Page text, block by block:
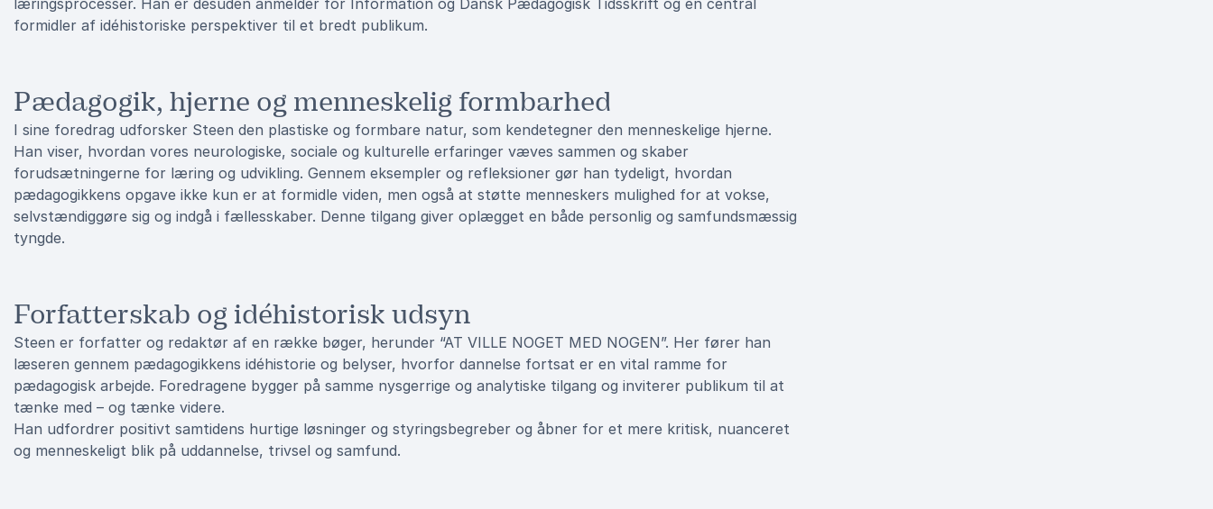
læringsprocesser. Han er desuden anmelder for Information og Dansk Pædagogisk Tidsskrift og en central
formidler af idéhistoriske perspektiver til et bredt publikum.
Pædagogik, hjerne og menneskelig formbarhed
I sine foredrag udforsker Steen den plastiske og formbare natur, som kendetegner den menneskelige hjerne.
Han viser, hvordan vores neurologiske, sociale og kulturelle erfaringer væves sammen og skaber
forudsætningerne for læring og udvikling. Gennem eksempler og refleksioner gør han tydeligt, hvordan
pædagogikkens opgave ikke kun er at formidle viden, men også at støtte menneskers mulighed for at vokse,
selvstændiggøre sig og indgå i fællesskaber. Denne tilgang giver oplægget en både personlig og samfundsmæssig
tyngde.
Forfatterskab og idéhistorisk udsyn
Steen er forfatter og redaktør af en række bøger, herunder “AT VILLE NOGET MED NOGEN”. Her fører han
læseren gennem pædagogikkens idéhistorie og belyser, hvorfor dannelse fortsat er en vital ramme for
pædagogisk arbejde. Foredragene bygger på samme nysgerrige og analytiske tilgang og inviterer publikum til at
tænke med – og tænke videre.
Han udfordrer positivt samtidens hurtige løsninger og styringsbegreber og åbner for et mere kritisk, nuanceret
og menneskeligt blik på uddannelse, trivsel og samfund.